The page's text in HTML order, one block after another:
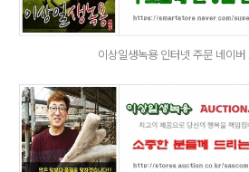
이상일생녹용 인터넷 주문 네이버